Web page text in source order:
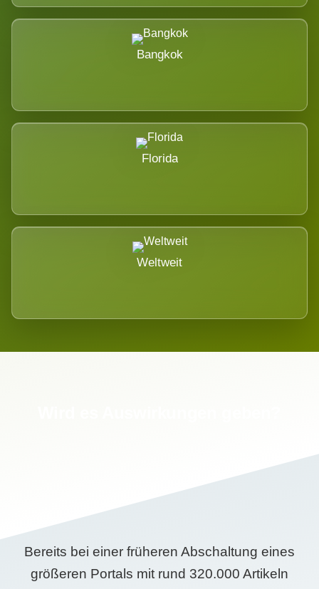
Bangkok
Florida
Weltweit
Bereits bei einer früheren Abschaltung eines
größeren Portals mit rund 320.000 Artikeln